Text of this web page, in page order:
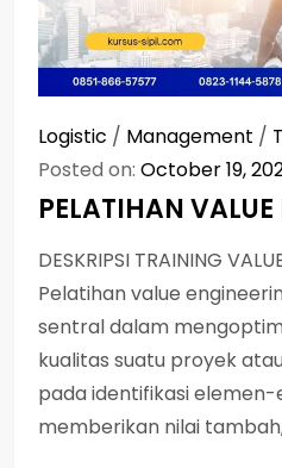
Logistic / Management /
Posted on: October 19,
PELATIHAN
DESKRIPSI TRAINING
Pelatihan value
sentral dalam
kualitas suatu proyek
pada identifikasi
memberikan nilai